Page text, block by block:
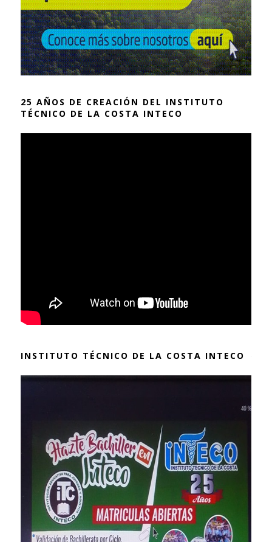
25 AÑOS DE CREACIÓN DEL INSTITUTO
TÉCNICO DE LA COSTA INTECO
INSTITUTO TÉCNICO DE LA COSTA INTECO